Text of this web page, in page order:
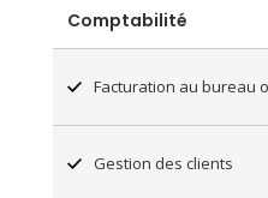
Comptabilité
Facturation au bureau
Gestion des clients